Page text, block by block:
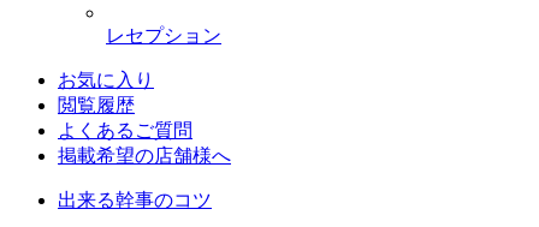
レセプション
お気に入り
閲覧履歴
よくあるご質問
掲載希望の店舗様へ
出来る幹事のコツ